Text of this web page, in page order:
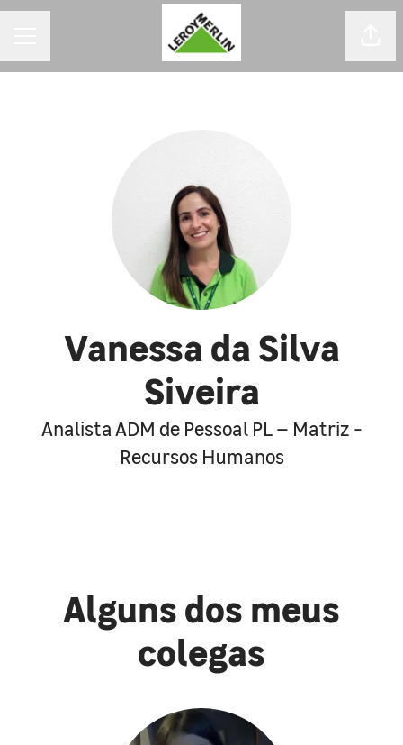
Vanessa da Silva
Siveira
Analista ADM de Pessoal PL – Matriz -
Recursos Humanos
Alguns dos meus
colegas